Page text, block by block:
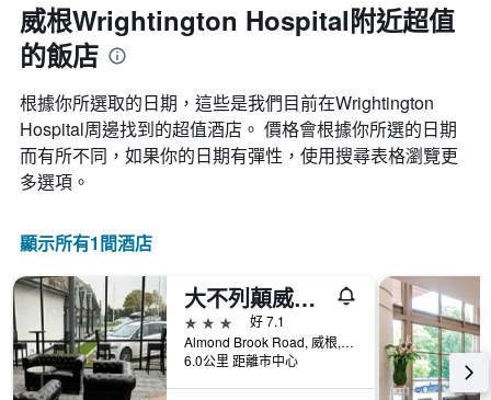
威根Wrightington Hospital附近超值
的飯店
根據你所選取的日期，這些是我們目前在Wrightington
Hospital​周邊找到的超值​酒店。 價格會根據你所選的日期
而有所不同，如果你的日期有彈性，使用搜尋表格瀏覽更
多選項。
顯示所有1間酒店
大不列顛威根酒店
3星級
好 7.1
Almond Brook Road, 威根, 英國
6.0公里 距離市中心